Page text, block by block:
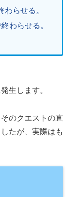
わらせる。
わらせる。
生します。
のクエストの直
たが、実際はも